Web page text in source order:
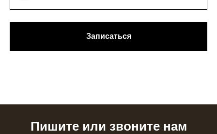
Записаться
Пишите или звоните нам